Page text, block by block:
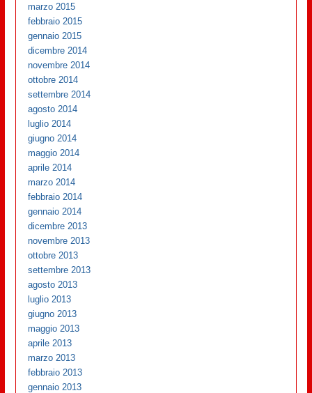
marzo 2015
febbraio 2015
gennaio 2015
dicembre 2014
novembre 2014
ottobre 2014
settembre 2014
agosto 2014
luglio 2014
giugno 2014
maggio 2014
aprile 2014
marzo 2014
febbraio 2014
gennaio 2014
dicembre 2013
novembre 2013
ottobre 2013
settembre 2013
agosto 2013
luglio 2013
giugno 2013
maggio 2013
aprile 2013
marzo 2013
febbraio 2013
gennaio 2013